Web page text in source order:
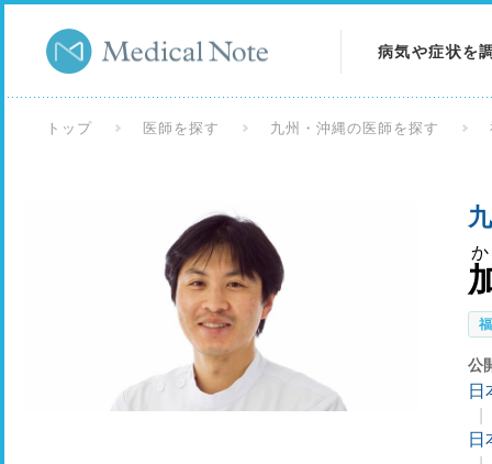
病気や症状を
検査を調べる
トップ 医師を探す 九州・沖縄の医師を探す
公
日
日